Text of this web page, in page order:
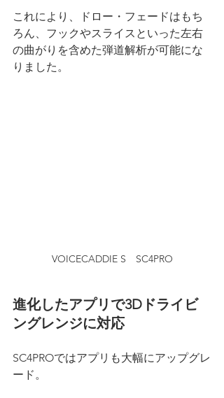
これにより、ドロー・フェードはもち
ろん、フックやスライスといった左右
の曲がりを含めた弾道解析が可能にな
りました。
VOICECADDIE S　SC4PRO
進化したアプリで3Dドライビ
ングレンジに対応
SC4PROではアプリも大幅にアップグレ
ード。